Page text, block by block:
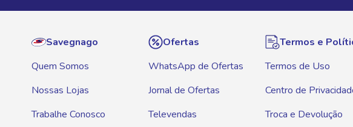
Savegnago
Quem Somos
Nossas Lojas
Trabalhe Conosco
Ofertas
WhatsApp de Ofertas
Jornal de Ofertas
Televendas
Termos e
Termos de Uso
Centro de
Troca e Devolução